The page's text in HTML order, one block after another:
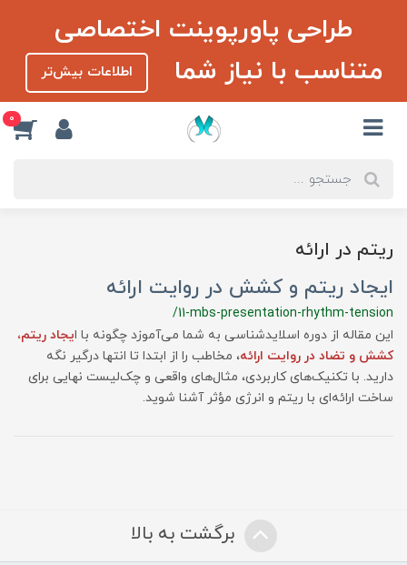
طراحی پاورپوینت اختصاصی
متناسب با نیاز شما
اطلاعات بیش‌تر
0
ریتم در ارائه
ایجاد ریتم و کشش در روایت ارائه
/11-mbs-presentation-rhythm-tension
این مقاله از دوره اسلایدشناسی به شما می‌آموزد چگونه با ایجاد ریتم،
کشش و تضاد در روایت ارائه، مخاطب را از ابتدا تا انتها درگیر نگه
دارید. با تکنیک‌های کاربردی، مثال‌های واقعی و چک‌لیست نهایی برای
ساخت ارائه‌ای با ریتم و انرژی مؤثر آشنا شوید.
برگشت به بالا